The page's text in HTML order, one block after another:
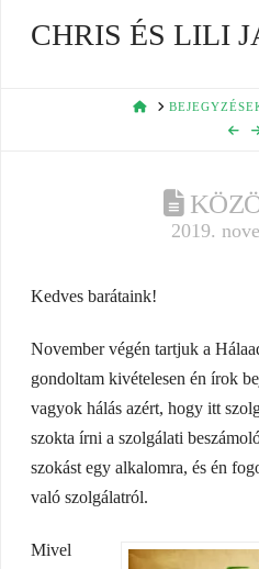
CHRIS ÉS LILI
HOME
2019.
Kedves barátaink!
November végén tartjuk a
gondoltam kivételesen én írok
vagyok hálás azért, hogy itt
szokta írni a szolgálati
szokást egy alkalomra, és én
való szolgálatról.
Mivel